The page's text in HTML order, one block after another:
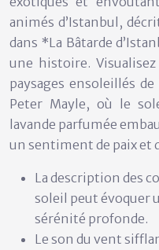
animés d’Istanbul,
dans *La Bâtarde
une histoire.
paysages ensoleillés
Peter Mayle, où le
lavande parfumée
un sentiment de paix et
La description des
soleil peut évoquer
sérénité profonde.
Le son du vent